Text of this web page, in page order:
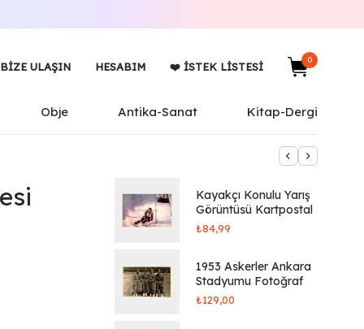
BIZE ULAŞIN HESABIM ❤️ İSTEK LISTESI
0
Obje Antika-Sanat Kitap-Dergi
Kayakçı Konulu Yarış
Görüntüsü Kartpostal
₺84,99
1953 Askerler Ankara
Stadyumu Fotoğraf
₺129,00